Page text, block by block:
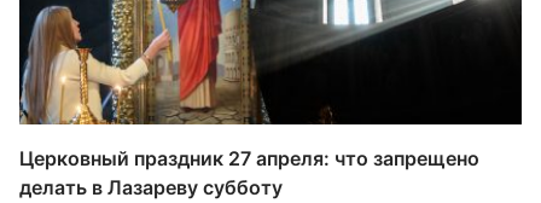
Церковный праздник 27 апреля: что запрещено
делать в Лазареву субботу